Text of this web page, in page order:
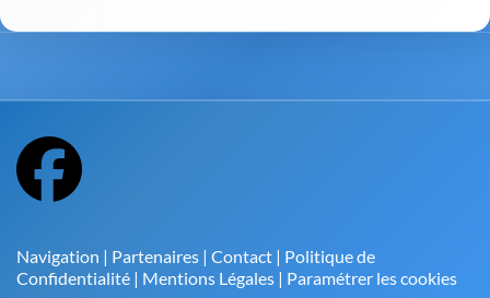
Navigation | Partenaires | Contact | Politique de
Confidentialité | Mentions Légales | Paramétrer les cookies